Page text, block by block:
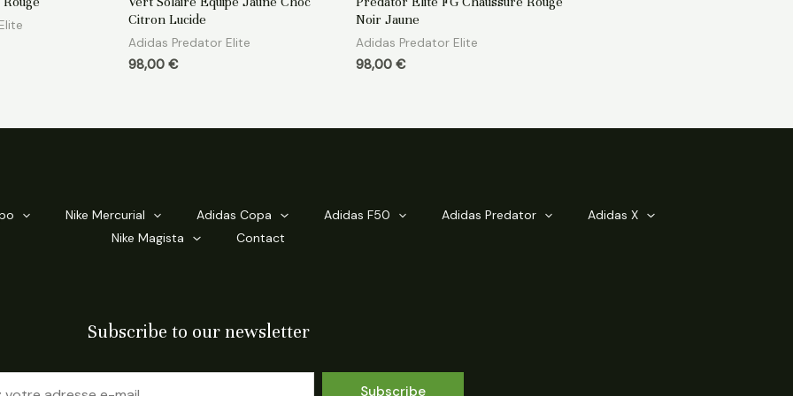
sur
5
Citron Lucide
Adidas Predator Elite
98,00 €
sur
5
Noir Jaune
Adidas Predator Elite
98,00 €
Nike Mercurial Adidas Copa Adidas F50 Adidas Predator
Adidas X
Nike Magista
Contact
Subscribe to our newsletter
Subscribe